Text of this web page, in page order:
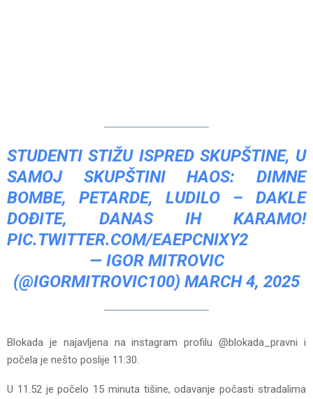
STUDENTI STIŽU ISPRED SKUPŠTINE, U
SAMOJ SKUPŠTINI HAOS: DIMNE
BOMBE, PETARDE, LUDILO – DAKLE
DOĐITE, DANAS IH KARAMO!
PIC.TWITTER.COM/EAEPCNIXY2
— IGOR MITROVIC
(@IGORMITROVIC100) MARCH 4, 2025
Blokada je najavljena na instagram profilu @blokada_pravni i
počela je nešto poslije 11:30.
U 11.52 je počelo 15 minuta tišine, odavanje počasti stradalima